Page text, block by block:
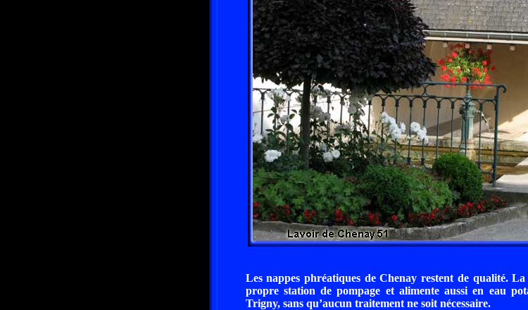
Les nappes phréatiques de Chenay restent de qualité.
propre station de pompage et alimente aussi en eau
Trigny, sans qu’aucun traitement ne soit nécessaire.